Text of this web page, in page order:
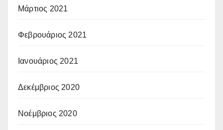
Μάρτιος 2021
Φεβρουάριος 2021
Ιανουάριος 2021
Δεκέμβριος 2020
Νοέμβριος 2020